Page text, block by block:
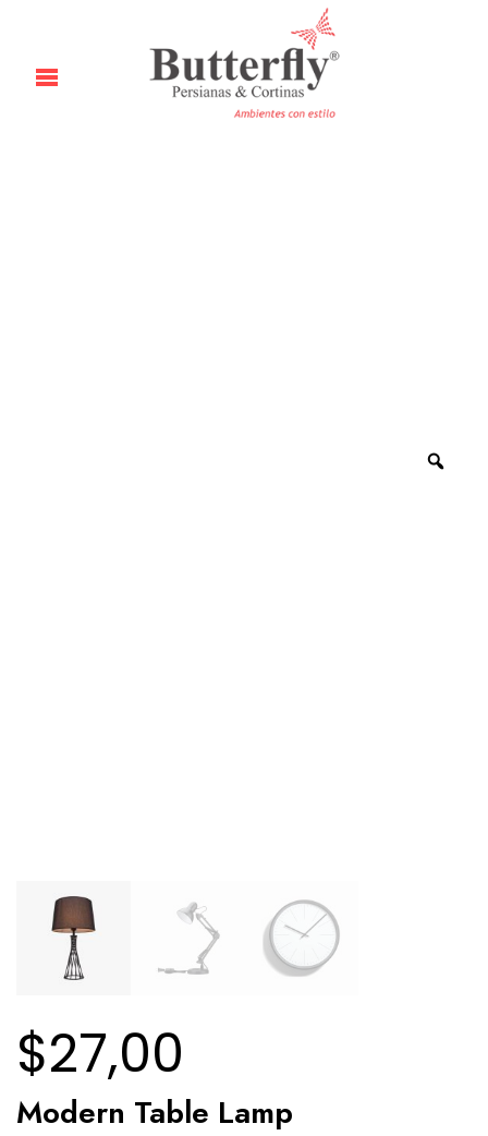
$27,00
Modern Table Lamp